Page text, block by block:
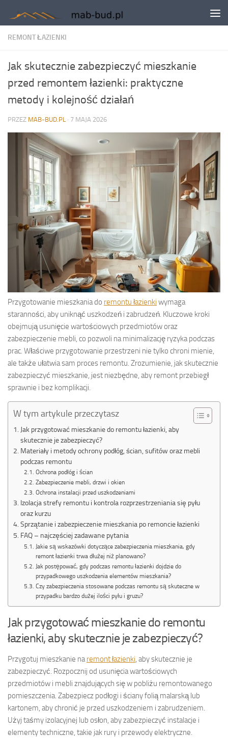
Skip to content
REMONT ŁAZIENKI
Jak skutecznie zabezpieczyć mieszkanie
przed remontem łazienki: praktyczne
metody i kolejność działań
PRZEZ MAB-BUD.PL · 7 MAJA 2026
Przygotowanie mieszkania do remontu łazienki wymaga
staranności, aby uniknąć uszkodzeń i zabrudzeń. Kluczowe kroki
obejmują usunięcie wartościowych przedmiotów oraz
zabezpieczenie mebli, co pozwoli na minimalizację ryzyka podczas
prac. Właściwe przygotowanie przestrzeni nie tylko chroni mienie,
ale także ułatwia sam proces remontu. Zrozumienie, jak skutecznie
zabezpieczyć mieszkanie, jest niezbędne, aby remont przebiegł
sprawnie i bez komplikacji.
W tym artykule przeczytasz
Jak przygotować mieszkanie do remontu łazienki, aby
skutecznie je zabezpieczyć?
Materiały i metody ochrony podłóg, ścian, sufitów oraz mebli
podczas remontu
Ochrona podłóg i ścian
Zabezpieczenie mebli, drzwi i okien
Ochrona instalacji przed uszkodzeniami
Izolacja strefy remontu i kontrola rozprzestrzeniania się pyłu
oraz kurzu
Sprzątanie i zabezpieczenie mieszkania po remoncie łazienki
FAQ – najczęściej zadawane pytania
Jakie są wskazówki dotyczące zabezpieczenia mieszkania, gdy
remont łazienki trwa dłużej niż planowano?
Jak postępować, gdy podczas remontu łazienki dojdzie do
przypadkowego uszkodzenia elementów mieszkania?
Czy zabezpieczenia stosowane podczas remontu są skuteczne w
przypadku bardzo dużej ilości pyłu i gruzu?
Jak przygotować mieszkanie do remontu
łazienki, aby skutecznie je zabezpieczyć?
Przygotuj mieszkanie na remont łazienki , aby skutecznie je
zabezpieczyć. Rozpocznij od usunięcia wartościowych
przedmiotów i mebli znajdujących się w pobliżu remontowanego
pomieszczenia. Zabezpiecz podłogi i ściany folią malarską lub
kartonem, aby chronić je przed uszkodzeniem i zabrudzeniem.
Użyj taśmy izolacyjnej lub osłon, aby zabezpieczyć instalacje i
elementy techniczne, takie jak rury i przewody elektryczne.